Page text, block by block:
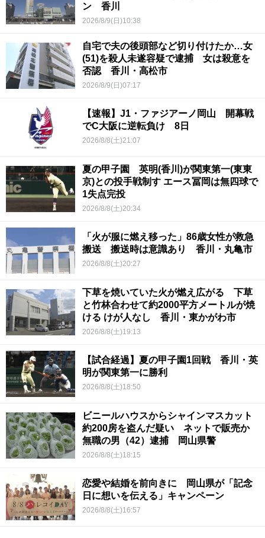
ン 香川
2026/8/9(日)10:38
自宅で夫の後頭部など切り付けたか…女
(51)を殺人未遂容疑で逮捕 女は殺意を
否認 香川・高松市
2026/8/9(日)07:17
【速報】J1・ファジアーノ岡山 開幕戦
でC大阪に逆転負け 8日
2026/8/8(土)21:07
夏の甲子園 英明(香川)が関東第一(東東
京)との投手戦制す エース冨岡は無四球で
1失点完投
2026/8/8(土)20:34
「火が服に燃え移った」86歳女性が救急
搬送 搬送時は意識あり 香川・丸亀市
2026/8/8(土)20:27
下草を焼いていた火が燃え広がる 下草
と竹林合わせて約2000平方メートルが焼
ける けが人なし 香川・東かがわ市
2026/8/8(土)19:13
【試合経過】夏の甲子園1回戦 香川・英
明が関東第一に勝利
2026/8/8(土)18:50
ビニールハウスからシャインマスカット
約200房を盗んだ疑い ネットで販売か
無職の男（42）逮捕 岡山県警
2026/8/8(土)18:15
恋愛や結婚を前向きに 岡山県が「記念
日に想いを伝える」キャンペーン
2026/8/8(土)16:57